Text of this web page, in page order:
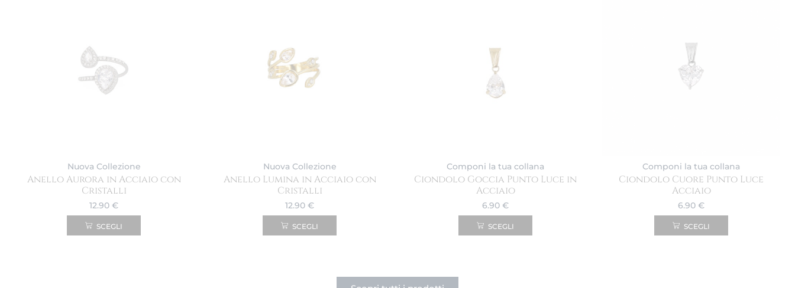
Nuova Collezione
Anello Aurora in Acciaio con
Cristalli
12.90 €
SCEGLI
Nuova Collezione
Anello Lumina in Acciaio con
Cristalli
12.90 €
SCEGLI
Componi la tua collana
Ciondolo Goccia Punto Luce in
Acciaio
6.90 €
SCEGLI
Componi la tua collana
Ciondolo Cuore Punto Luce
Acciaio
6.90 €
SCEGLI